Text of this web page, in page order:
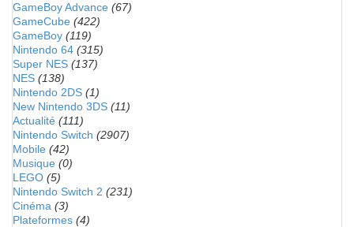
GameBoy Advance (67)
GameCube (422)
GameBoy (119)
Nintendo 64 (315)
Super NES (137)
NES (138)
Nintendo 2DS (1)
New Nintendo 3DS (11)
Actualité (111)
Nintendo Switch (2907)
Mobile (42)
Musique (0)
LEGO (5)
Nintendo Switch 2 (231)
Cinéma (3)
Plateformes (4)